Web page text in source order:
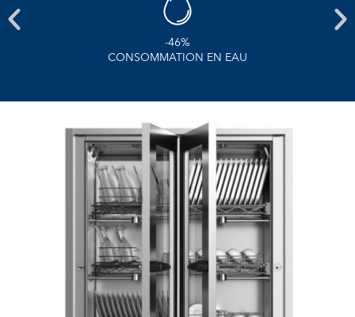
-38%
CONSOMMATION EN ÉLECTRICITÉ